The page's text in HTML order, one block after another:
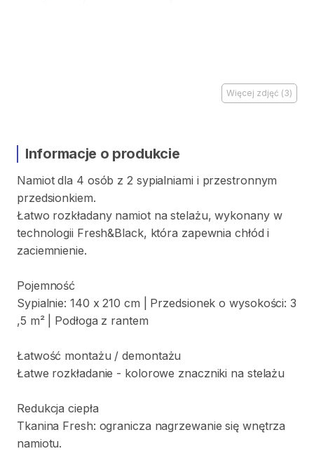
Więcej zdjęć (3)
Informacje o produkcie
Namiot dla 4 osób z 2 sypialniami i przestronnym
przedsionkiem.
Łatwo rozkładany namiot na stelażu​,​ wykonany w
technologii Fresh&Black​,​ która zapewnia chłód i
zaciemnienie.
Pojemność
Sypialnie: 140 x 210 cm Przedsionek o wysokości: 3
,​5 m² Podłoga z rantem
Łatwość montażu ​/​ demontażu
Łatwe rozkładanie - kolorowe znaczniki na stelażu
Redukcja ciepła
Tkanina Fresh: ogranicza nagrzewanie się wnętrza
namiotu.